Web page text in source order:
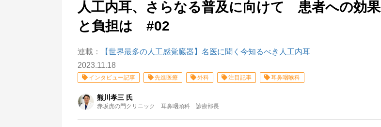
人工内耳、さらなる普及に向けて 患者への効果
と負担は #02
連載：
【世界最多の人工感覚臓器】名医に聞く今知るべき人工内耳
2023.11.18
インタビュー記事 先進医療 外科 注目記事 耳鼻咽喉科
熊川孝三 氏
赤坂虎の門クリニック 耳鼻咽頭科 診療部長